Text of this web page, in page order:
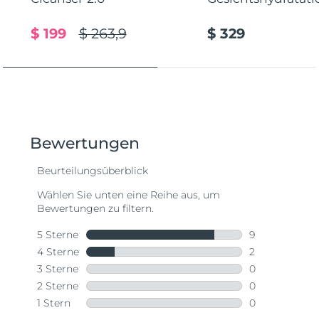
$ 263,9
$ 199 $ 329